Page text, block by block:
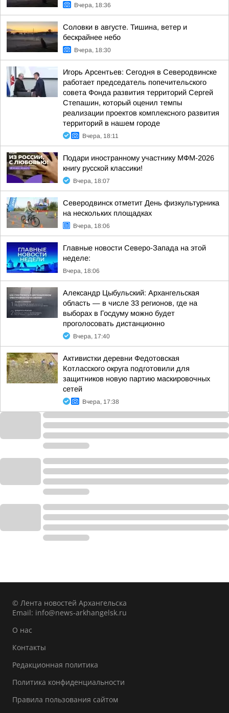
Вчера, 18:36
Соловки в августе. Тишина, ветер и
бескрайнее небо
Вчера, 18:30
Игорь Арсентьев: Сегодня в Северодвинске
работает председатель попечительского
совета Фонда развития территорий Сергей
Степашин, который оценил темпы
реализации проектов комплексного развития
территорий в нашем городе
Вчера, 18:11
Подари иностранному участнику МФМ-2026
книгу русской классики!
Вчера, 18:07
Северодвинск отметит День физкультурника
на нескольких площадках
Вчера, 18:06
Главные новости Северо-Запада на этой
неделе:
Вчера, 18:06
Александр Цыбульский: Архангельская
область — в числе 33 регионов, где на
выборах в Госдуму можно будет
проголосовать дистанционно
Вчера, 17:40
Активистки деревни Федотовская
Котласского округа подготовили для
защитников новую партию маскировочных
сетей
Вчера, 17:38
© Лента новостей Архангельска
Email: info@news-arkhangelsk.ru
О нас
Контакты
Редакционная политика
Политика конфиденциальности
Правила пользования сайтом